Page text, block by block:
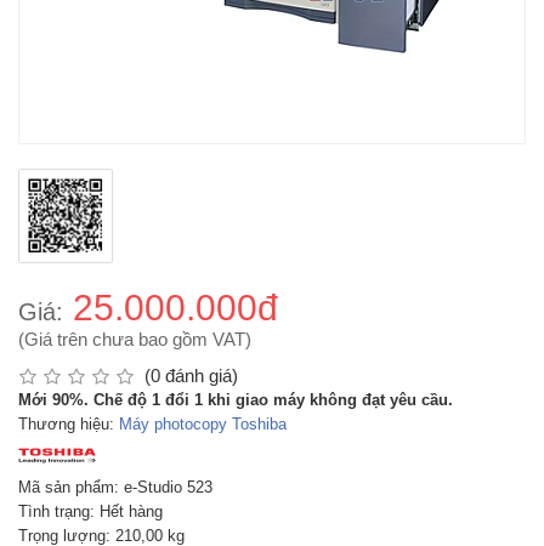
Giá: 25.000.000đ
(Giá trên chưa bao gồm VAT)
(0 đánh giá)
Mới 90%. Chế độ 1 đổi 1 khi giao máy không đạt yêu cầu.
Thương hiệu: Máy photocopy Toshiba
Mã sản phẩm: e-Studio 523
Tình trạng: Hết hàng
Trọng lượng: 210,00 kg